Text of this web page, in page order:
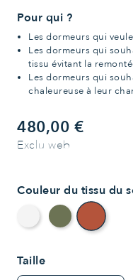
Pour qui ?
Les dormeurs qui
Les dormeurs qui
tissu évitant la
Les dormeurs qui
chaleureuse à leur
480,00 €
Exclu web
Couleur du tissu du
CrèmeVert bouteille
Taille